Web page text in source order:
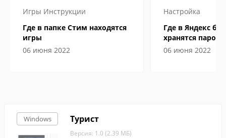
Игры Инструкции
Где в папке Стим находятся
игры
06 июня 2022
Настройка
Где в Яндекс
хранятся пароли
06 июня 2022
Windows Турист
Версия: 1.0 (2.39 МБ)